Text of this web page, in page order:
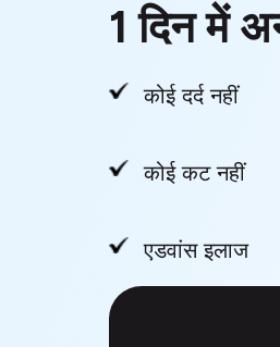
1 दिन में
कोई दर्द नहीं
कोई कट नहीं
एडवांस इलाज